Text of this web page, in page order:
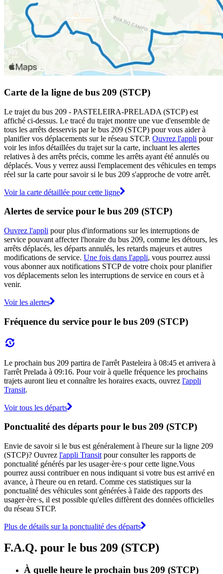
Carte de la ligne de bus 209 (STCP)
Le trajet du bus 209 - PASTELEIRA-PRELADA (STCP) est
affiché ci-dessus. Le tracé du trajet montre une vue d'ensemble de
tous les arrêts desservis par le bus 209 (STCP) pour vous aider à
planifier vos déplacements sur le réseau STCP. Ouvrez l'appli pour
voir les infos détaillées du trajet sur la carte, incluant les alertes
relatives à des arrêts précis, comme les arrêts ayant été annulés ou
déplacés. Vous y verrez aussi l'emplacement des véhicules en temps
réel sur la carte pour savoir si le bus 209 s'approche de votre arrêt.
Voir la carte détaillée pour cette ligne
Alertes de service pour le bus 209 (STCP)
Ouvrez l'appli pour plus d'informations sur les interruptions de
service pouvant affecter l'horaire du bus 209, comme les détours, les
arrêts déplacés, les départs annulés, les retards majeurs et autres
modifications de service. Une fois dans l'appli, vous pourrez aussi
vous abonner aux notifications STCP de votre choix pour planifier
vos déplacements selon les interruptions de service en cours et à
venir.
Voir les alertes
Fréquence du service pour le bus 209 (STCP)
Le prochain bus 209 partira de l'arrêt Pasteleira à 08:45 et arrivera à
l'arrêt Prelada à 09:16. Pour voir à quelle fréquence les prochains
trajets auront lieu et connaître les horaires exacts, ouvrez l'appli
Transit.
Voir tous les départs
Ponctualité des départs pour le bus 209 (STCP)
Envie de savoir si le bus est généralement à l'heure sur la ligne 209
(STCP)? Ouvrez l'appli Transit pour consulter les rapports de
ponctualité générés par les usager·ère·s pour cette ligne.Vous
pourrez aussi contribuer en nous indiquant si votre bus est arrivé en
avance, à l'heure ou en retard. Comme ces statistiques sur la
ponctualité des véhicules sont générées à l'aide des rapports des
usager·ère·s, il est possible qu'elles diffèrent des données officielles
du réseau STCP.
Plus de détails sur la ponctualité des départs
F.A.Q. pour le bus 209 (STCP)
À quelle heure le prochain bus 209 (STCP)